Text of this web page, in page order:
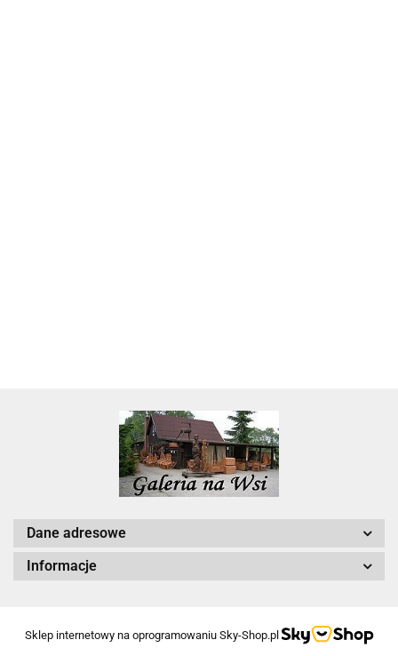
Dane adresowe
Informacje
Sklep internetowy na oprogramowaniu Sky-Shop.pl